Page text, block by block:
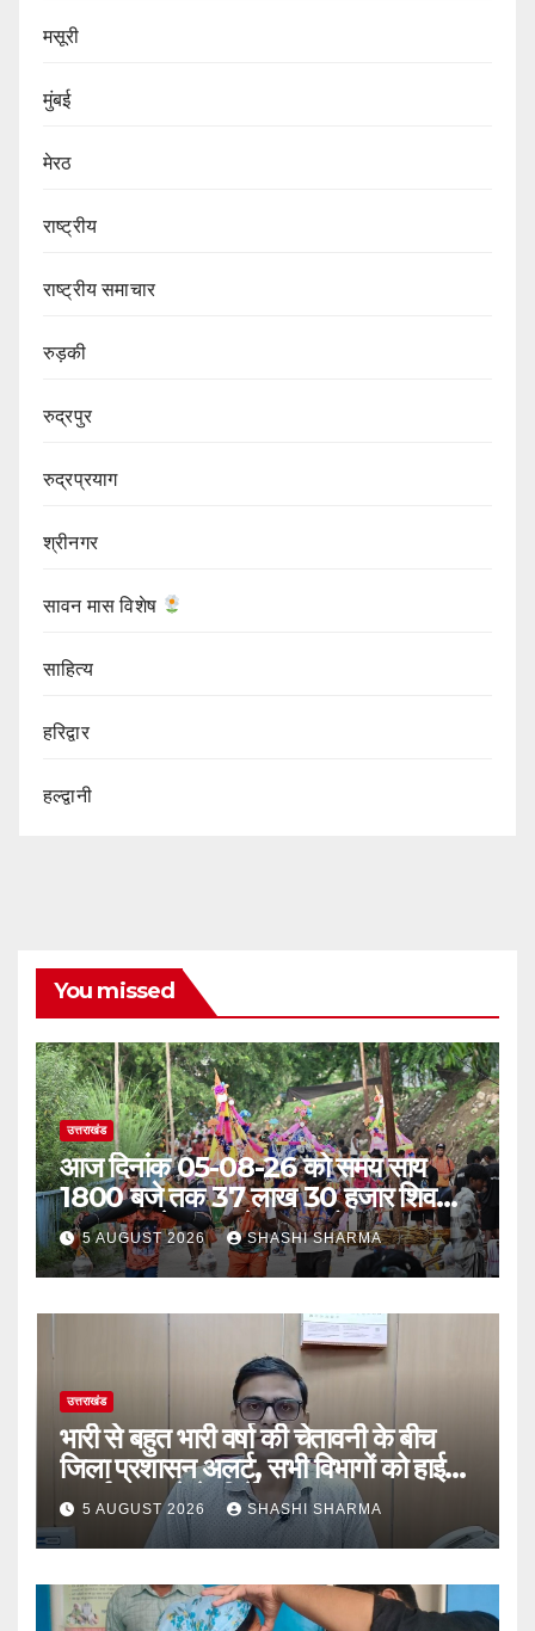
मसूरी
मुंबई
मेरठ
राष्ट्रीय
राष्ट्रीय समाचार
रुड़की
रुद्रपुर
रुद्रप्रयाग
श्रीनगर
सावन मास विशेष
साहित्य
हरिद्वार
हल्द्वानी
You missed
उत्तराखंड
आज दिनांक 05-08-26 को समय साय
1800 बजे तक 37 लाख 30 हजार शिव
भक्त जल लेकर अपने गंतव्य को प्रस्थान कर
चुके
5 AUGUST 2026 SHASHI SHARMA
उत्तराखंड
भारी से बहुत भारी वर्षा की चेतावनी के बीच
जिला प्रशासन अलर्ट, सभी विभागों को हाई
अलर्ट पर रहने के निर्देश
5 AUGUST 2026 SHASHI SHARMA